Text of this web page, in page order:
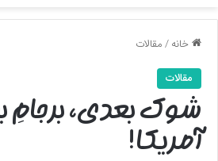
خانه/مقالات
مقالات
شوک بعدی، برجامِ
آمریکا!